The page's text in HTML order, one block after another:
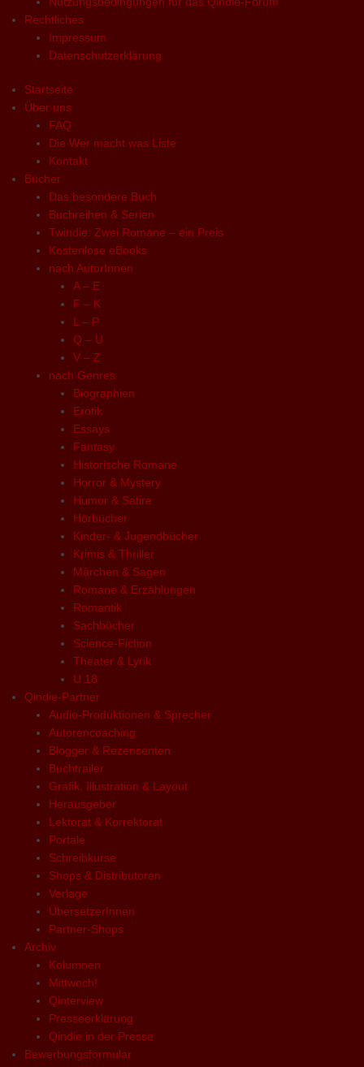
Rechtliches
Impressum
Datenschutzerklärung
Startseite
Über uns
FAQ
Die Wer macht was Liste
Kontakt
Bücher
Das besondere Buch
Buchreihen & Serien
Twindie: Zwei Romane – ein Preis
Kostenlose eBooks
nach AutorInnen
A – E
F – K
L – P
Q – U
V – Z
nach Genres
Biographien
Erotik
Essays
Fantasy
Historische Romane
Horror & Mystery
Humor & Satire
Hörbücher
Kinder- & Jugendbücher
Krimis & Thriller
Märchen & Sagen
Romane & Erzählungen
Romantik
Sachbücher
Science-Fiction
Theater & Lyrik
U 18
Qindie-Partner
Audio-Produktionen & Sprecher
Autorencoaching
Blogger & Rezensenten
Buchtrailer
Grafik, Illustration & Layout
Herausgeber
Lektorat & Korrektorat
Portale
Schreibkurse
Shops & Distributoren
Verlage
ÜbersetzerInnen
Partner-Shops
Archiv
Kolumnen
Mittwoch!
Qinterview
Presseerklärung
Qindie in der Presse
Bewerbungsformular